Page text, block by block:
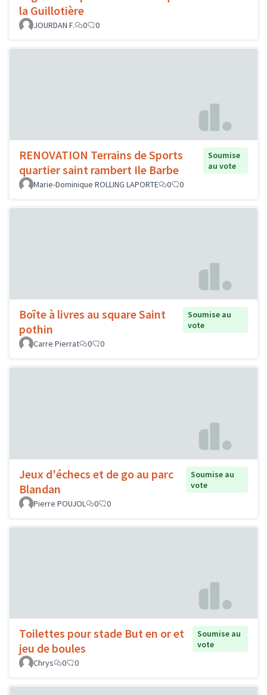
la Guillotière
JOURDAN F. 0 0
RENOVATION Terrains de Sports
quartier saint rambert Ile Barbe
Soumise
au vote
Marie-Dominique ROLLING LAPORTE
0 0
Boîte à livres au square Saint
pothin
Soumise au
vote
Carre Pierrat
0 0
Jeux d'échecs et de go au parc
Blandan
Soumise au
vote
Pierre POUJOL
0 0
Toilettes pour stade But en or et
jeu de boules
Soumise au
vote
Chrys
0 0